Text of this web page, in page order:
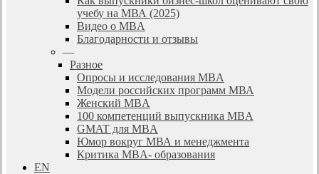
учебу на МВА (2025)
Видео о MBA
Благодарности и отзывы
—
Разное
Опросы и исследования MBA
Модели российских программ МВА
Женский MBA
100 компетенций выпускника MBA
GMAT для MBA
Юмор вокруг МВА и менеджмента
Критика MBA- образования
EN